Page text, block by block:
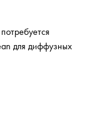
для диффузных